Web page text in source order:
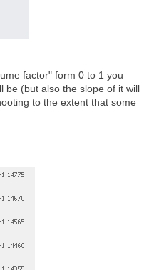
factor" form 0 to 1 you
be (but also the slope of it will
to the extent that some